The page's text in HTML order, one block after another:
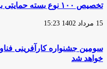
تخصیص ۱۰۰ نوع بسته حمایتی به شرکت‌های دانش‌بنیان
15 مرداد 1402 15:23
سومین جشنواره کارآفرینی
خواهد شد